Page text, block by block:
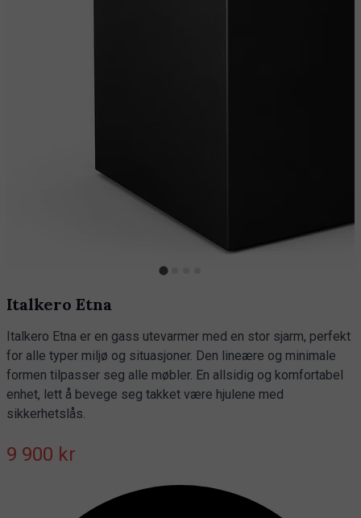
Italkero Etna
Italkero Etna er en gass utevarmer med en stor sjarm, perfekt
for alle typer miljø og situasjoner. Den lineære og minimale
formen tilpasser seg alle møbler. En allsidig og komfortabel
enhet, lett å bevege seg takket være hjulene med
sikkerhetslås.
9 900 kr